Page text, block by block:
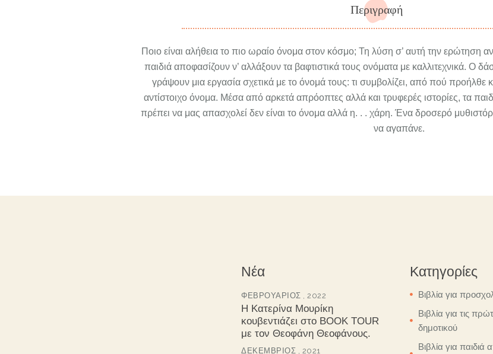
Περιγραφή
Ποιο είναι αλήθεια το πιο ωραίο όνομα στον κόσμο; Τη λύση σ’ αυτή την ερώτηση
παιδιά αποφασίζουν ν’ αλλάξουν τα βαφτιστικά τους ονόματα με καλλιτεχνικά. Ο
γράψουν μια εργασία σχετικά με το όνομά τους: τι συμβολίζει, από πού
αντίστοιχο όνομα. Μέσα από αρκετά απρόοπτες αλλά και τρυφερές ιστορίες, τα
πρέπει να μας απασχολεί δεν είναι το όνομα αλλά η. . . χάρη. Ένα δροσερό
να αγαπάνε.
Νέα
ΦΕΒΡΟΥΆΡΙΟΣ , 2022
Η Κατερίνα Μουρίκη
κουβεντιάζει στο BOOK TOUR
με τον Θεοφάνη Θεοφάνους.
ΔΕΚΈΜΒΡΙΟΣ , 2021
Κατηγορίες
Βιβλία για
Βιβλία για τις
δημοτικού
Βιβλία για παιδιά